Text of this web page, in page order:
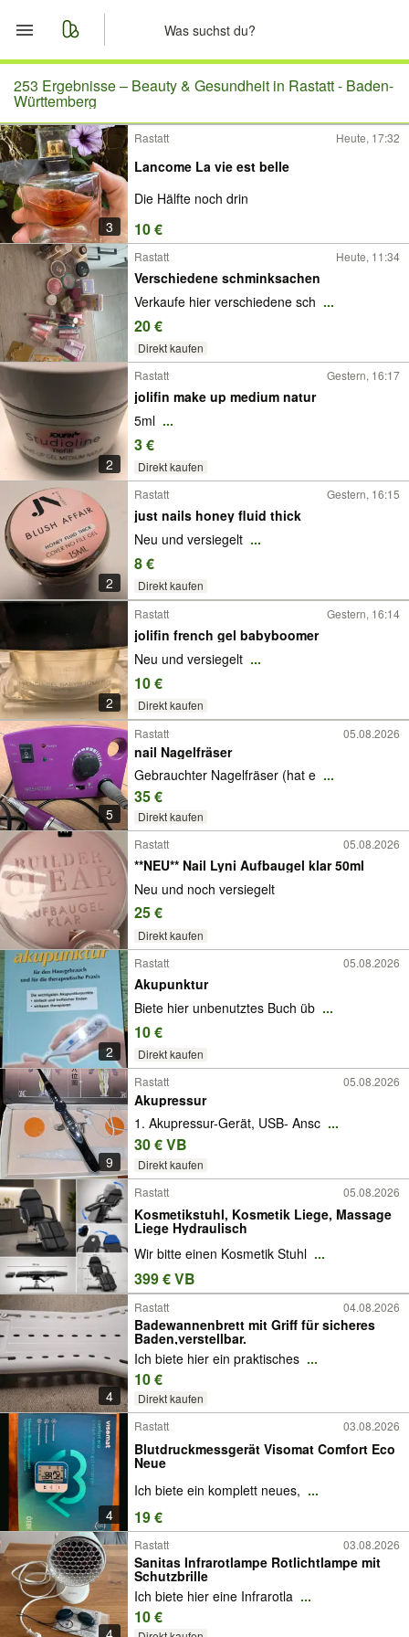
Start
Merkliste
Nachrichten
Anzeige aufgeben
253 Ergebnisse – Beauty & Gesundheit in Rastatt - Baden-
Württemberg
3
Rastatt Heute, 17:32
Lancome La vie est belle
Die Hälfte noch drin
10 €
Rastatt Heute, 11:34
Verschiedene schminksachen
Verkaufe hier verschiedene sch ...
20 €
Direkt kaufen
2
Rastatt Gestern, 16:17
jolifin make up medium natur
5ml ...
3 €
Direkt kaufen
2
Rastatt Gestern, 16:15
just nails honey fluid thick
Neu und versiegelt ...
8 €
Direkt kaufen
2
Rastatt Gestern, 16:14
jolifin french gel babyboomer
Neu und versiegelt ...
10 €
Direkt kaufen
5
Rastatt 05.08.2026
nail Nagelfräser
Gebrauchter Nagelfräser (hat e ...
35 €
Direkt kaufen
Rastatt
05.08.2026
**NEU** Nail Lyni Aufbaugel klar 50ml
Neu und noch versiegelt
25 €
Direkt kaufen
2
Rastatt 05.08.2026
Akupunktur
Biete hier unbenutztes Buch üb ...
10 €
Direkt kaufen
9
Rastatt 05.08.2026
Akupressur
1. Akupressur-Gerät, USB- Ansc ...
30 € VB
Direkt kaufen
Rastatt
05.08.2026
Kosmetikstuhl, Kosmetik Liege, Massage
Liege Hydraulisch
Wir bitte einen Kosmetik Stuhl ...
399 € VB
4
Rastatt 04.08.2026
Badewannenbrett mit Griff für sicheres
Baden,verstellbar.
Ich biete hier ein praktisches ...
10 €
Direkt kaufen
4
Rastatt 03.08.2026
Blutdruckmessgerät Visomat Comfort Eco
Neue
Ich biete ein komplett neues, ...
19 €
4
Rastatt 03.08.2026
Sanitas Infrarotlampe Rotlichtlampe mit
Schutzbrille
Ich biete hier eine Infrarotla ...
10 €